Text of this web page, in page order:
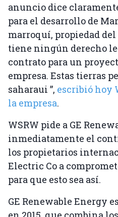
anuncio dice
para el desarrollo de
marroquí, propiedad del
tiene ningún derecho
contrato para un
empresa. Estas tierras
saharaui ”, escribió hoy
la empresa.
WSRW pide a GE
inmediatamente el
los propietarios
Electric Co a
para que esto sea así.
GE Renewable Energy